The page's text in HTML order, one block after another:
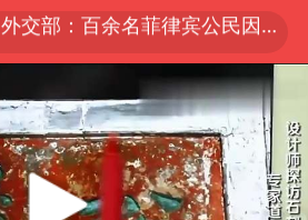
7月份居民消费价格指数保持温和上涨
重大涉诈逃犯檀某落网
百花奖完整获奖名单公布
外交部：藏南地区是中国领土
哥伦比亚强震已致超20人死亡